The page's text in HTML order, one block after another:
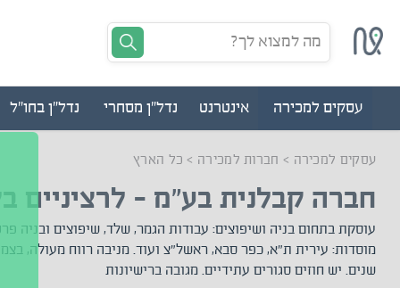
מה למצוא לך?
עסקים למכירה אינטרנט נדל"ן מסחרי נדל"ן בחו"ל
עסקים למכירה > חברות למכירה > כל הארץ
חברה קבלנית בע"מ - לרציניים
עוסקת בתחום בניה ושיפוצים: עבודות הגמר, שלד, שיפוצים ובניה
מוסדות: עירית ת"א, כפר סבא, ראשל"צ ועוד. מניבה רווח מעולה,
שנים. יש חוזים סגורים עתידיים. מגובה ברישיונות